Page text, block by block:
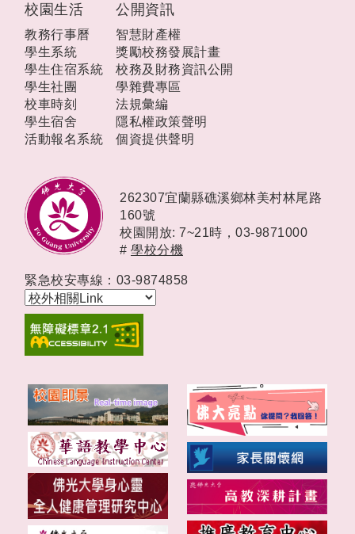
校園生活
教務行事曆
學生系統
學生住宿系統
學生社團
校車時刻
學生宿舍
活動報名系統
公開資訊
智慧財產權
獎勵校務發展計畫
校務及財務資訊公開
學雜費專區
法規彙編
隱私權政策聲明
個資提供聲明
262307宜蘭縣礁溪鄉林美村林尾路
160號
校園開放: 7~21時， 03-9871000
# 學校分機
緊急校安專線：03-9874858